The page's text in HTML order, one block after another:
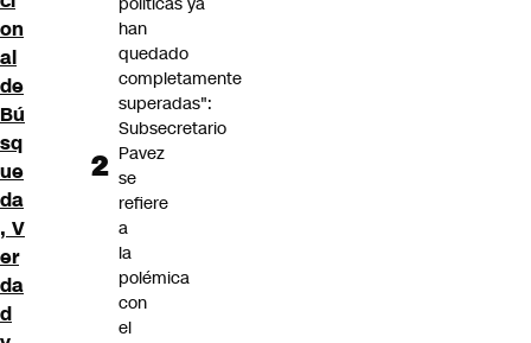
on
al
de
Bú
sq
ue
da
, V
er
da
d
han
quedado
completamente
superadas":
Subsecretario
Pavez
se
refiere
a
la
polémica
con
el